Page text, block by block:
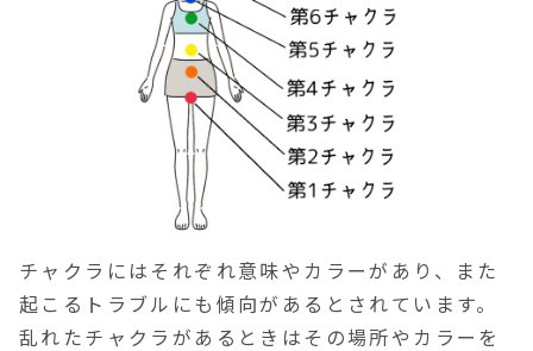
チャクラにはそれぞれ意味やカラーがあり、また
起こるトラブルにも傾向がある とされています。
乱れたチャクラがあるときはその場所やカラーを